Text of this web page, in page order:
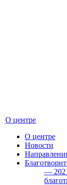
О центре
О центре
Новости
—